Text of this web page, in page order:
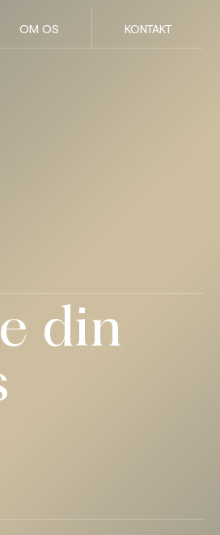
OM OS KONTAKT
din